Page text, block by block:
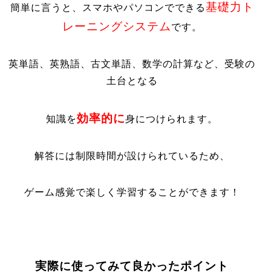
簡単に言うと、スマホやパソコンでできる基礎力ト
レーニングシステム です。
英単語、英熟語、古文単語、数学の計算など、受験の
土台となる
知識を効率的に身につけられます。
解答には制限時間が設けられているため、
ゲーム感覚で楽しく学習することができます！
実際に使ってみて良かったポイント